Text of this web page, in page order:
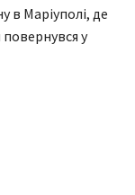
в Маріуполі, де
повернувся у